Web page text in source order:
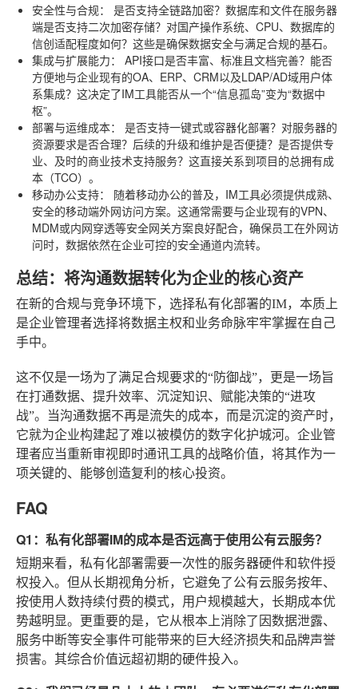
安全性与合规：
是否支持全链路加密？数据库和文件在服务器
端是否支持二次加密存储？对国产操作系统、CPU、数据库的
信创适配程度如何？这些是确保数据安全与满足合规的基石。
集成与扩展能力：
API接口是否丰富、标准且文档完善？能否
方便地与企业现有的OA、ERP、CRM以及LDAP/AD域用户体
系集成？这决定了IM工具能否从一个“信息孤岛”变为“数据中
枢”。
部署与运维成本：
是否支持一键式或容器化部署？对服务器的
资源要求是否合理？后续的升级和维护是否便捷？是否提供专
业、及时的商业技术支持服务？这直接关系到项目的总拥有成
本（TCO）。
移动办公支持：
随着移动办公的普及，IM工具必须提供成熟、
安全的移动端外网访问方案。这通常需要与企业现有的VPN、
MDM或内网穿透等安全网关方案良好配合，确保员工在外网访
问时，数据依然在企业可控的安全通道内流转。
总结：将沟通数据转化为企业的核心资产
在新的合规与竞争环境下，选择私有化部署的IM，本质上
是企业管理者选择将数据主权和业务命脉牢牢掌握在自己
手中。
这不仅是一场为了满足合规要求的“防御战”，更是一场旨
在打通数据、提升效率、沉淀知识、赋能决策的“进攻
战”。当沟通数据不再是流失的成本，而是沉淀的资产时，
它就为企业构建起了难以被模仿的数字化护城河。企业管
理者应当重新审视即时通讯工具的战略价值，将其作为一
项关键的、能够创造复利的核心投资。
FAQ
Q1：私有化部署IM的成本是否远高于使用公有云服务？
短期来看，私有化部署需要一次性的服务器硬件和软件授
权投入。但从长期视角分析，它避免了公有云服务按年、
按使用人数持续付费的模式，用户规模越大，长期成本优
势越明显。更重要的是，它从根本上消除了因数据泄露、
服务中断等安全事件可能带来的巨大经济损失和品牌声誉
损害。其综合价值远超初期的硬件投入。